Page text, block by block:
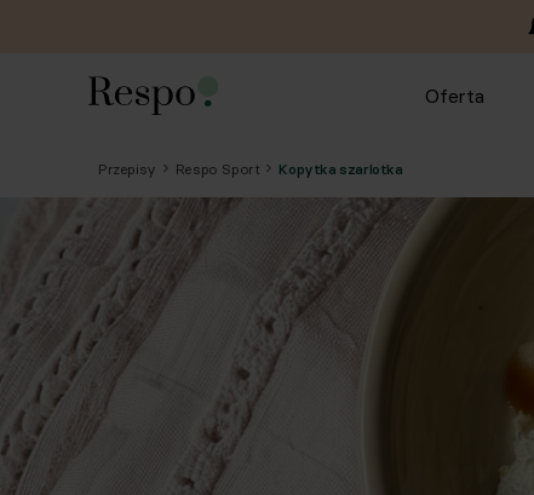
Oferta
Przepisy Respo Sport Kopytka szarlotka